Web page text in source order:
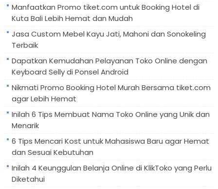
Manfaatkan Promo tiket.com untuk Booking Hotel di
Kuta Bali Lebih Hemat dan Mudah
Jasa Custom Mebel Kayu Jati, Mahoni dan Sonokeling
Terbaik
Dapatkan Kemudahan Pelayanan Toko Online dengan
Keyboard Selly di Ponsel Android
Nikmati Promo Booking Hotel Murah Bersama tiket.com
agar Lebih Hemat
Inilah 6 Tips Membuat Nama Toko Online yang Unik dan
Menarik
6 Tips Mencari Kost untuk Mahasiswa Baru agar Hemat
dan Sesuai Kebutuhan
Inilah 4 Keunggulan Belanja Online di KlikToko yang Perlu
Diketahui